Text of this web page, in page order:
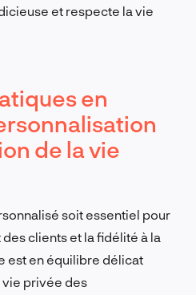
et respecte la vie
en
de la vie
soit essentiel pour
clients et la fidélité à la
est en équilibre délicat
privée des